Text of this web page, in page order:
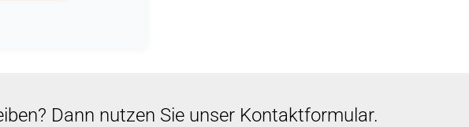
Dann nutzen Sie unser Kontaktformular.